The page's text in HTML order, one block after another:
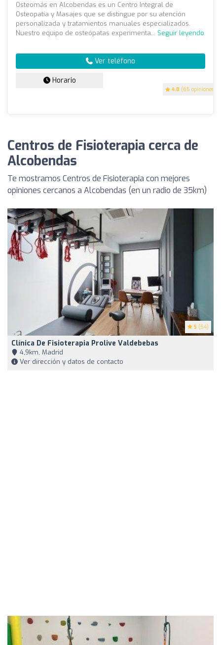
4.8 (65 opiniones)
Osteomás en Alcobendas es un Centro Integral de
Osteopatía y Masajes que se distingue por su atención
personalizada y tratamientos manuales especializados.
Nuestro equipo de osteópatas experimenta... Seguir leyendo
Ver teléfono
Horario
Centros de Fisioterapia cerca de
Alcobendas
Te mostramos Centros de Fisioterapia con mejores
opiniones cercanos a Alcobendas (en un radio de 35km)
5 (54)
Clínica De Fisioterapia Prolive Valdebebas
4,9km, Madrid
Ver dirección y datos de contacto